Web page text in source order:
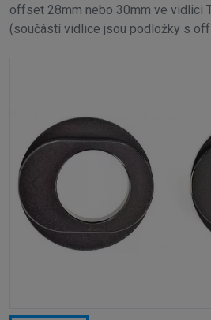
offset 28mm nebo 30mm ve vidlici
(součástí vidlice jsou podložky s